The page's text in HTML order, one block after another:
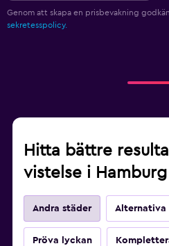
Genom att skapa en prisbevakning
sekretesspolicy.
Hitta bättre
vistelse i Hamburg
Andra städer Alternativa
Pröva lyckan